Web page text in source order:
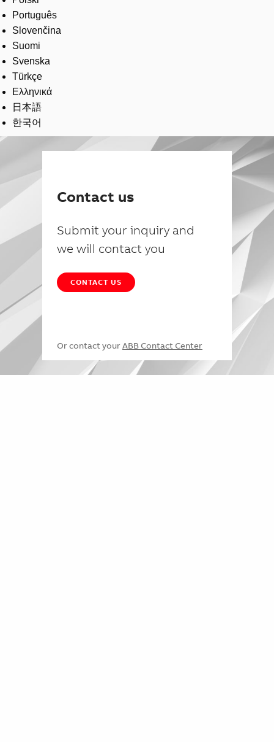
Português
Slovenčina
Suomi
Svenska
Türkçe
Ελληνικά
日本語
한국어
Contact us
Submit your inquiry and
we will contact you
CONTACT US
Or contact your ABB Contact Center